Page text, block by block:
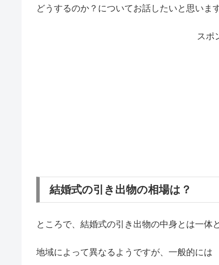
どうするのか？についてお話したいと思います
スポ
結婚式の引き出物の相場は？
ところで、結婚式の引き出物の中身とは一体
地域によって異なるようですが、一般的には